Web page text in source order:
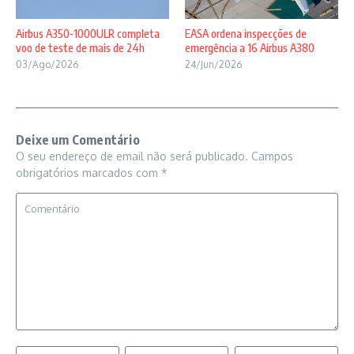
Airbus A350-1000ULR completa
voo de teste de mais de 24h
03/Ago/2026
EASA ordena inspecções de
emergência a 16 Airbus A380
24/Jun/2026
Deixe um Comentário
O seu endereço de email não será publicado. Campos
obrigatórios marcados com *